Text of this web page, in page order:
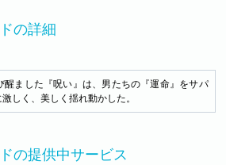
の詳細
醒ました『呪い』は、男たちの『運命』をサパ
しく、美しく揺れ動かした。
の提供中サービス